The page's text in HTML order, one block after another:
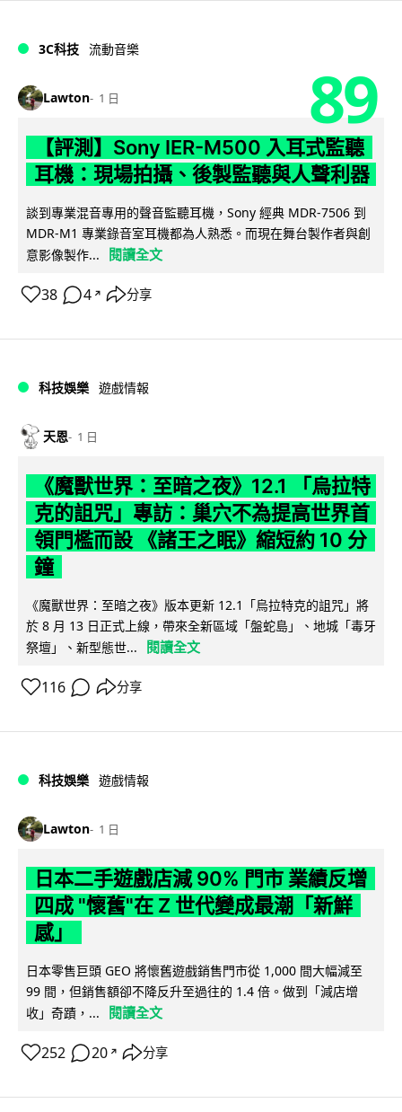
3C科技 流動音樂
Lawton 1 日 89
【評測】Sony IER-M500 入耳式監聽
耳機：現場拍攝、後製監聽與人聲利器
談到專業混音專用的聲音監聽耳機，Sony 經典 MDR-7506 到
MDR-M1 專業錄音室耳機都為人熟悉。而現在舞台製作者與創
意影像製作...
閱讀全文
38 4 ↗ 分享
科技娛樂 遊戲情報
天恩 1 日
《魔獸世界：至暗之夜》12.1 「烏拉特
克的詛咒」專訪：巢穴不為提高世界首
領門檻而設 《諸王之眠》縮短約 10 分
鐘
《魔獸世界：至暗之夜》版本更新 12.1「烏拉特克的詛咒」將
於 8 月 13 日正式上線，帶來全新區域「盤蛇島」、地城「毒牙
祭壇」、新型態世...
閱讀全文
116 分享
科技娛樂 遊戲情報
Lawton 1 日
日本二手遊戲店減 90% 門市 業績反增
四成 "懷舊"在 Z 世代變成最潮「新鮮
感」
日本零售巨頭 GEO 將懷舊遊戲銷售門市從 1,000 間大幅減至
99 間，但銷售額卻不降反升至過往的 1.4 倍。做到「減店增
收」奇蹟，...
閱讀全文
252 20 ↗ 分享